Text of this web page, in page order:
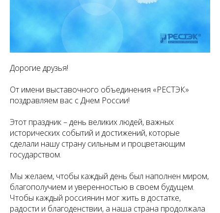
Дорогие друзья!
От имени выставочного объединения «РЕСТЭК»
поздравляем вас с Днем России!
Этот праздник – день великих людей, важных
исторических событий и достижений, которые
сделали нашу страну сильным и процветающим
государством.
Мы желаем, чтобы каждый день был наполнен миром,
благополучием и уверенностью в своем будущем.
Чтобы каждый россиянин мог жить в достатке,
радости и благоденствии, а наша страна продолжала